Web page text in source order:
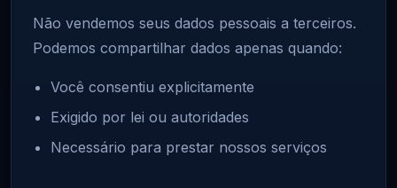
Não vendemos seus dados pessoais a terceiros.
Podemos compartilhar dados apenas quando:
Você consentiu explicitamente
Exigido por lei ou autoridades
Necessário para prestar nossos serviços